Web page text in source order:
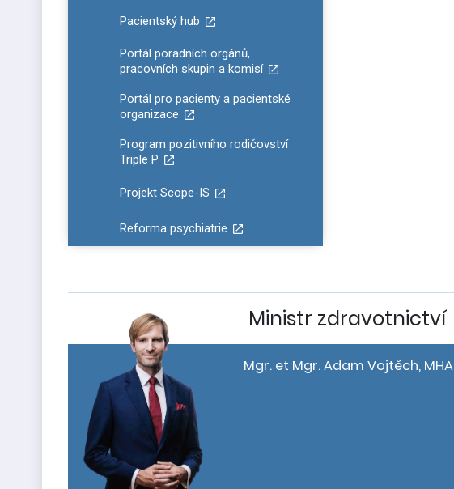
Pacientský hub
Portál poradních orgánů,
pracovních skupin a komisí
Portál pro pacienty a pacientské
organizace
Program pozitivního rodičovství
Triple P
Projekt Scope-IS
Reforma psychiatrie
Ministr zdravotnictví
Mgr. et Mgr. Adam Vojtěch, MHA